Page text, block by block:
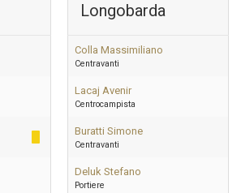
Longobarda
Colla Massimiliano
Centravanti
Lacaj Avenir
Centrocampista
Buratti Simone
Centravanti
Deluk Stefano
Portiere